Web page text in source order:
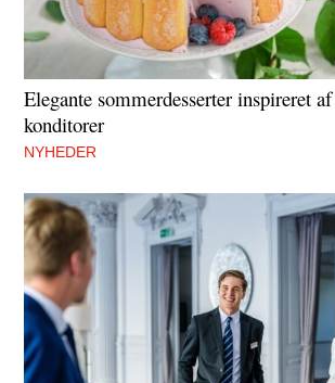
Elegante sommerdesserter inspireret
konditorer
NYHEDER